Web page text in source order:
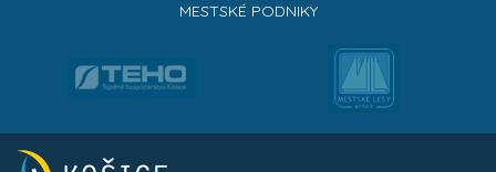
MESTSKÉ PODNIKY